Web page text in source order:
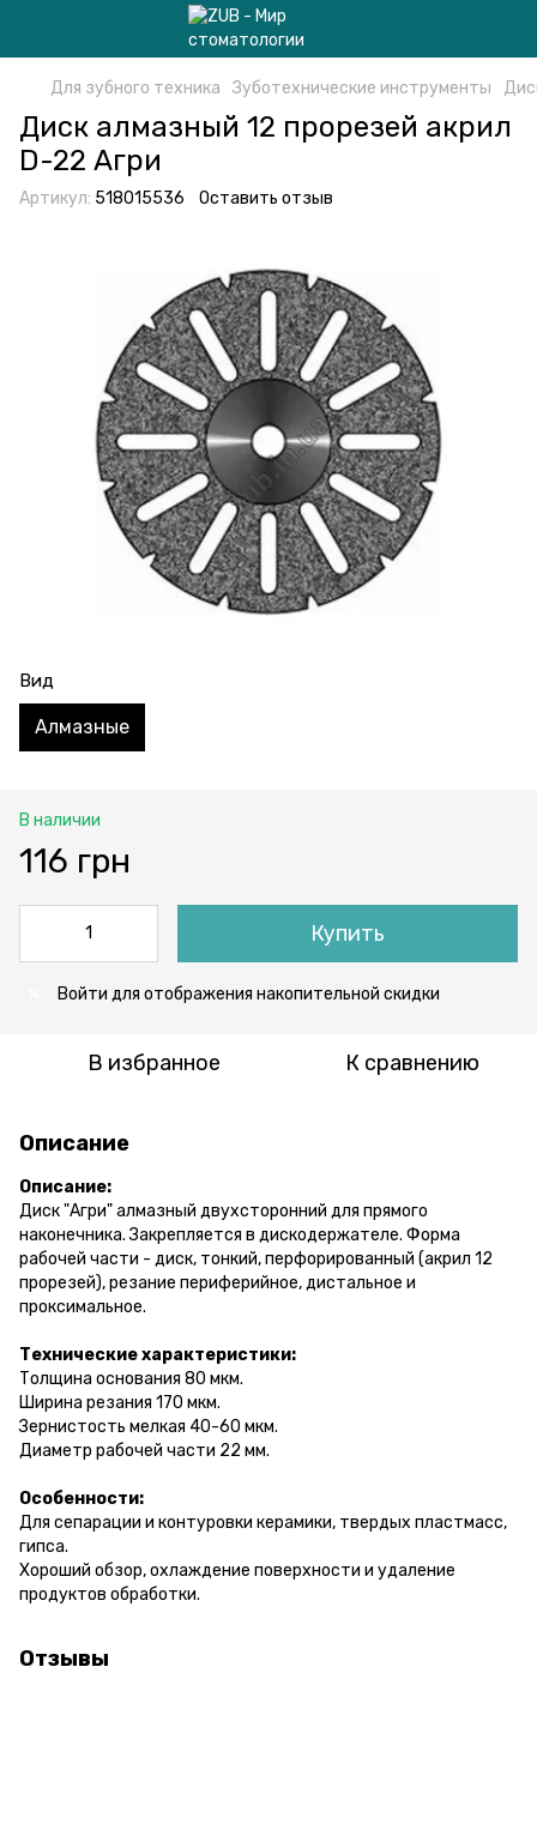
Для зубного техника Зуботехнические инструменты
Диск алмазный 12 прорезей акрил
D-22 Агри
Артикул: 518015536 Оставить отзыв
Вид
Алмазные
В наличии
116 грн
Купить
Войти для отображения накопительной скидки
В избранное К сравнению
Описание
Описание:
Диск "Агри" алмазный двухсторонний для прямого
наконечника. Закрепляется в дискодержателе. Форма
рабочей части - диск, тонкий, перфорированный (акрил 12
прорезей), резание периферийное, дистальное и
проксимальное.
Технические характеристики:
Толщина основания 80 мкм.
Ширина резания 170 мкм.
Зернистость мелкая 40-60 мкм.
Диаметр рабочей части 22 мм.
Особенности:
Для сепарации и контуровки керамики, твердых пластмасс,
гипса.
Хороший обзор, охлаждение поверхности и удаление
продуктов обработки.
Отзывы